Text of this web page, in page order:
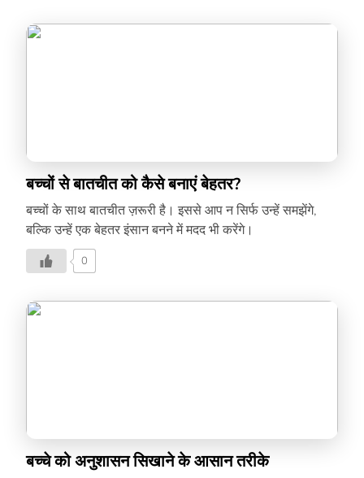
बच्चों से बातचीत को कैसे बनाएं बेहतर?
बच्चों के साथ बातचीत ज़रूरी है। इससे आप न सिर्फ उन्हें समझेंगे,
बल्कि उन्हें एक बेहतर इंसान बनने में मदद भी करेंगे।
0
बच्चे को अनुशासन सिखाने के आसान तरीके